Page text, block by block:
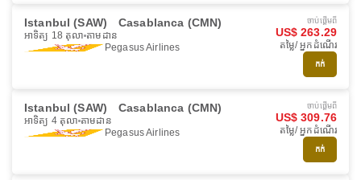
Istanbul (SAW) Casablanca (CMN)
អាទិត្យ 18 តុលា តាមដាន
Pegasus Airlines
ចាប់ផ្ដើមពី
US$ 263.29
តម្លៃ/ អ្នកដំណើរ
កក់
Istanbul (SAW) Casablanca (CMN)
អាទិត្យ 4 តុលា តាមដាន
Pegasus Airlines
ចាប់ផ្ដើមពី
US$ 309.76
តម្លៃ/ អ្នកដំណើរ
កក់